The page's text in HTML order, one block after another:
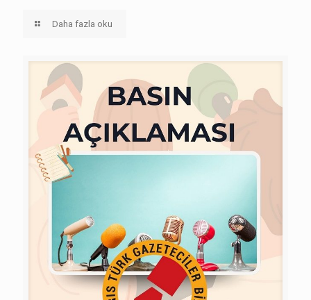
Daha fazla oku